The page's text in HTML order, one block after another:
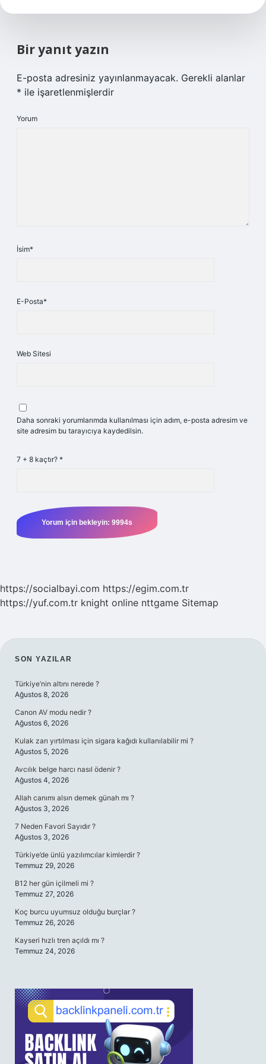
Bir yanıt yazın
E-posta adresiniz yayınlanmayacak. Gerekli alanlar
* ile işaretlenmişlerdir
Yorum
İsim*
E-Posta*
Web Sitesi
Daha sonraki yorumlarımda kullanılması için adım, e-posta adresim ve
site adresim bu tarayıcıya kaydedilsin.
7 + 8 kaçtır? *
https://socialbayi.com https://egim.com.tr
https://yuf.com.tr knight online nttgame Sitemap
SIDEBAR
SON YAZILAR
Türkiye’nin altını nerede ?
Ağustos 8, 2026
Canon AV modu nedir ?
Ağustos 6, 2026
Kulak zarı yırtılması için sigara kağıdı kullanılabilir mi ?
Ağustos 5, 2026
Avcılık belge harcı nasıl ödenir ?
Ağustos 4, 2026
Allah canımı alsın demek günah mı ?
Ağustos 3, 2026
7 Neden Favori Sayıdır ?
Ağustos 3, 2026
Türkiye’de ünlü yazılımcılar kimlerdir ?
Temmuz 29, 2026
B12 her gün içilmeli mi ?
Temmuz 27, 2026
Koç burcu uyumsuz olduğu burçlar ?
Temmuz 26, 2026
Kayseri hızlı tren açıldı mı ?
Temmuz 24, 2026